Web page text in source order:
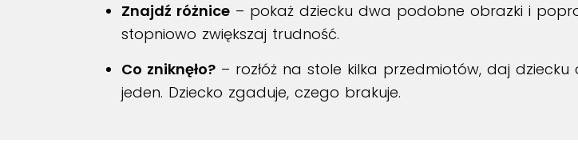
Znajdź różnice – pokaż dziecku dwa podobne obrazki i
stopniowo zwiększaj trudność.
Co zniknęło? – rozłóż na stole kilka przedmiotów, daj
jeden. Dziecko zgaduje, czego brakuje.